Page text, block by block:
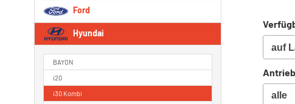
Antrieb
Ford
Hyundai
BAYON
i20
i30 Kombi